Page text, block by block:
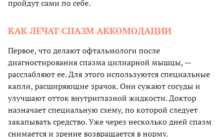
пройдут сами по себе.
КАК ЛЕЧАТ СПАЗМ АККОМОДАЦИИ
Первое, что делают офтальмологи после
диагностирования спазма цилиарной мышцы, —
расслабляют ее. Для этого используются специальные
капли, расширяющие зрачок. Они сужают сосуды и
улучшают отток внутриглазной жидкости. Доктор
назначает специальную схему, по которой следует
закапывать средство. Уже через несколько дней спазм
снимается и зрение возвращается в норму.